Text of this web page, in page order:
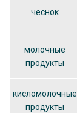
чеснок
молочные
продукты
кисломолочные
продукты